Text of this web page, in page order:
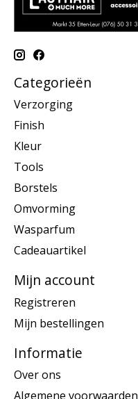
Categorieën
Verzorging
Finish
Kleur
Tools
Borstels
Omvorming
Wasparfum
Cadeauartikel
Mijn account
Registreren
Mijn bestellingen
Informatie
Over ons
Algemene voorwaarden